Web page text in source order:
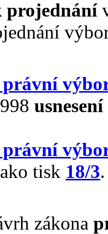
projednání
právní
usnesení
právní
tisk 18/3.
zákona